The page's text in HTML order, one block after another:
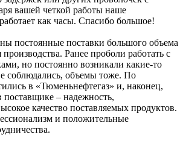
вашей четкой работы наше
как часы. Спасибо большое!
постоянные поставки большого объема
Ранее проболи работать с
но постоянно возникали какие-то
соблюдались, объемы тоже. По
в «Тюменьнефтегаз» и, наконец,
– надежность,
качество поставляемых продуктов.
и положительные